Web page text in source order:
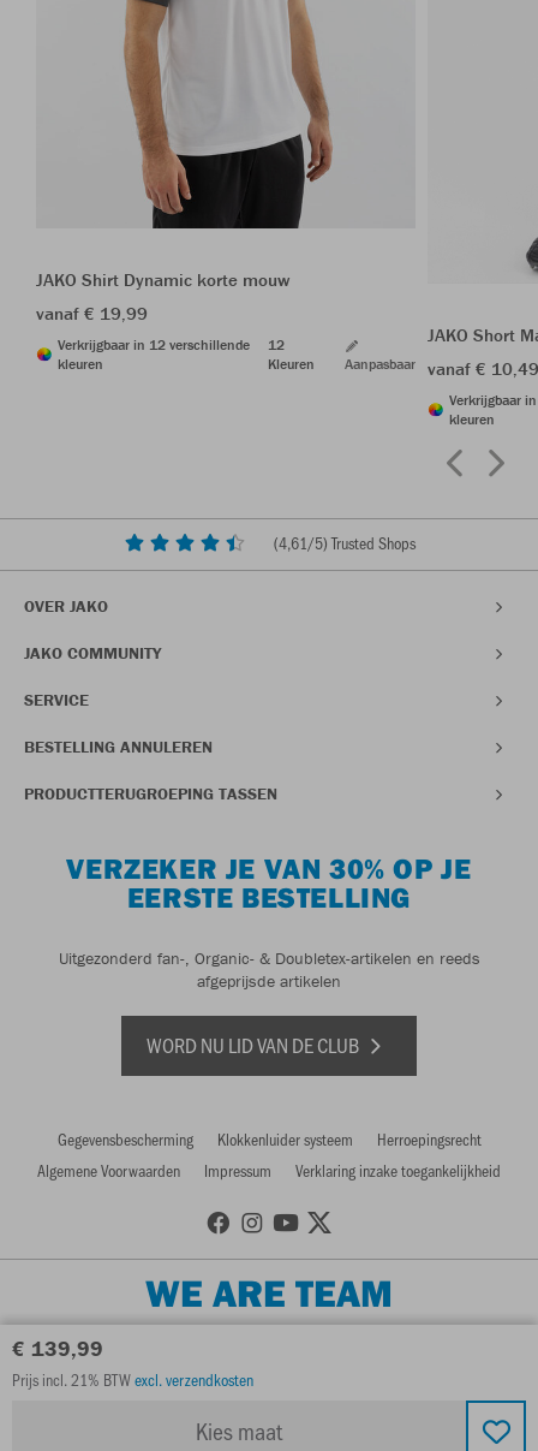
€ 139,99
Prijs incl. 21% BTWexcl. verzendkosten
Kies maat
JAKO Shirt Dynamic korte mouw
vanaf € 19,99
Verkrijgbaar in 12 verschillende
kleuren
12
Kleuren
Aanpasbaar
JAKO Short
vanaf €
Verkrijgbaar
kleuren
(4,61/5) Trusted Shops
OVER JAKO
JAKO COMMUNITY
SERVICE
BESTELLING ANNULEREN
PRODUCTTERUGROEPING TASSEN
VERZEKER JE VAN 30% OP JE
EERSTE BESTELLING
Uitgezonderd fan-, Organic- & Doubletex-artikelen en reeds
afgeprijsde artikelen
WORD NU LID VAN DE CLUB
Gegevensbescherming Klokkenluider systeem
Herroepingsrecht
Algemene Voorwaarden
Impressum Verklaring inzake toegankelijkheid
WE ARE TEAM